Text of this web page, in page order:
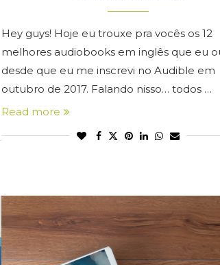
Hey guys! Hoje eu trouxe pra vocês os 12
melhores audiobooks em inglês que eu
desde que eu me inscrevi no Audible em
outubro de 2017. Falando nisso… todos …
Read more